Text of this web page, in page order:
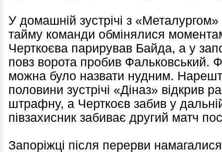
У домашній зустрічі з
тайму команди обмінялися
Черткоєва парирував Байда, а у
повз ворота пробив Фальковський.
можна було назвати нудним.
половини зустрічі «Діназ» відкрив
штрафну, а Черткоєв забив у
півзахисник забиває другий матч
Запоріжці після перерви